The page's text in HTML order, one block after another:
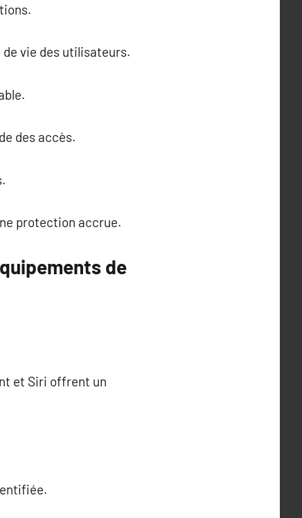
vie des utilisateurs.
des accès.
protection accrue.
de
et Siri offrent un